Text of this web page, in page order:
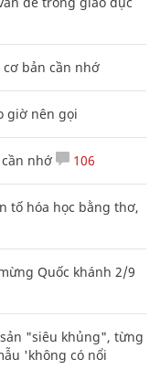
bản cần nhớ
giờ nên gọi
nhớ 106
tố hóa học bằng thơ,
Quốc khánh 2/9
"siêu khủng", từng
'không có nổi